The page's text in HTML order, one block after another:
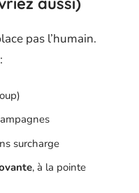
pas l’humain.
surcharge
, à la pointe